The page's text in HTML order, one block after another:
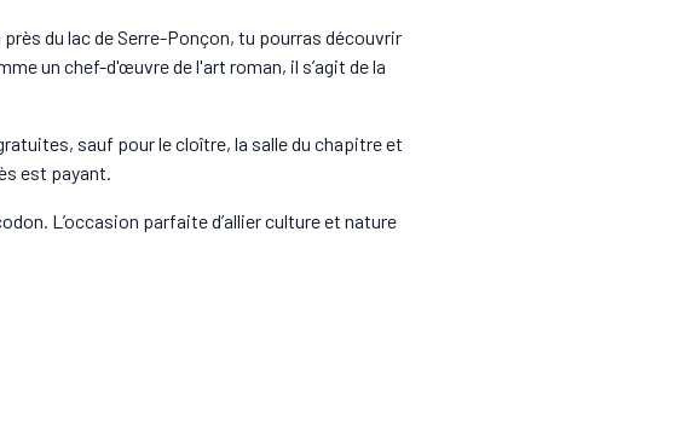
du lac de Serre-Ponçon, tu pourras découvrir
un chef-d'œuvre de l'art roman, il s’agit de la
sauf pour le cloître, la salle du chapitre et
est payant.
L’occasion parfaite d’allier culture et nature